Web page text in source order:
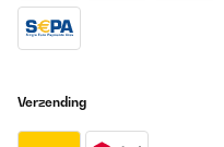
Verzending